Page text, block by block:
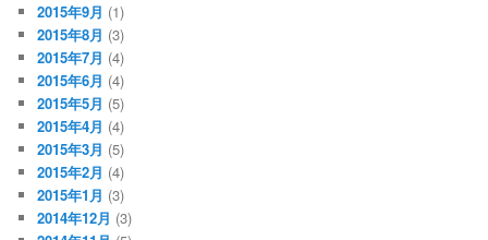
2015年9月 (1)
2015年8月 (3)
2015年7月 (4)
2015年6月 (4)
2015年5月 (5)
2015年4月 (4)
2015年3月 (5)
2015年2月 (4)
2015年1月 (3)
2014年12月 (3)